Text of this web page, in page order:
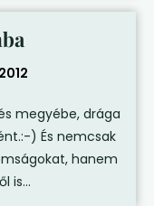
megyébe, drága
) És nemcsak
hanem
is...